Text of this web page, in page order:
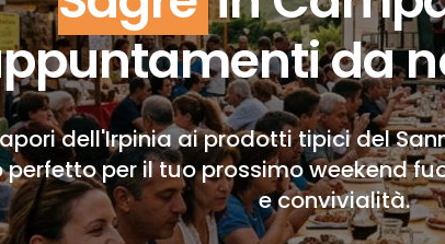
da
dell'Irpinia ai prodotti tipici del
perfetto per il tuo prossimo weekend
e convivialità.